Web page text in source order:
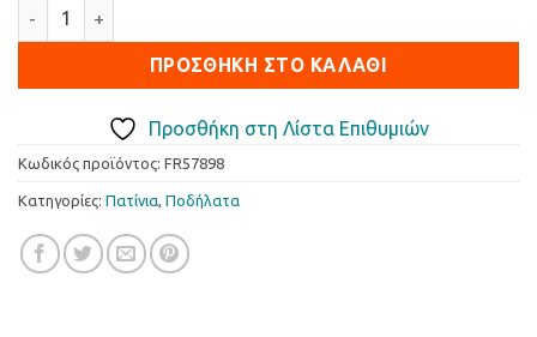
ΠΡΟΣΘΉΚΗ ΣΤΟ ΚΑΛΆΘΙ
Προσθήκη στη Λίστα Επιθυμιών
Κωδικός προϊόντος: FR57898
Κατηγορίες: Πατίνια, Ποδήλατα